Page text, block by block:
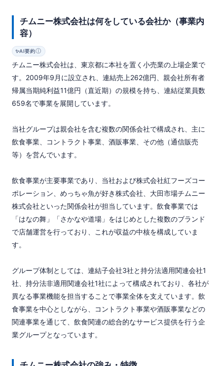
チムニー株式会社は何をしている会社か（事業内
容）
✨AI要約ⓘ
チムニー株式会社は、東京都に本社を置く小売業の上場企業で
す。2009年9月に設立され、連結売上262億円、親会社所有者
帰属当期純利益11億円（直近期）の規模を持ち、連結従業員数
659名で事業を展開しています。
当社グループは親会社を含む複数の関係会社で構成され、主に
飲食事業、コントラクト事業、酒販事業、その他（通信販売
等）を営んでいます。
飲食事業が主要事業であり、当社および株式会社紅フーズコー
ポレーション、めっちゃ魚が好き株式会社、大田市場チムニー
株式会社といった関係会社が担当しています。飲食事業では
「はなの舞」「さかなや道場」をはじめとした複数のブランド
で店舗運営を行っており、これが収益の中核を構成していま
す。
グループ体制としては、連結子会社3社と持分法適用関連会社1
社、持分法非適用関連会社1社によって構成されており、各社が
異なる事業機能を担当することで事業全体を支えています。飲
食事業を中心としながら、コントラクト事業や酒販事業などの
関連事業を通じて、飲食関連の総合的なサービス提供を行う企
業グループとなっています。